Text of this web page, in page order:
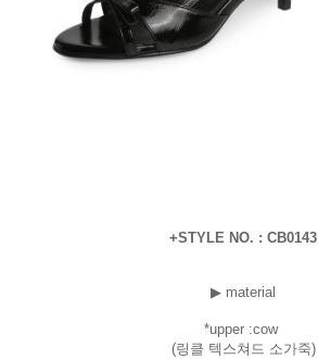
+STYLE NO. : CB0143
▶ material
*upper :cow
(링클 텍스쳐드 소가죽)